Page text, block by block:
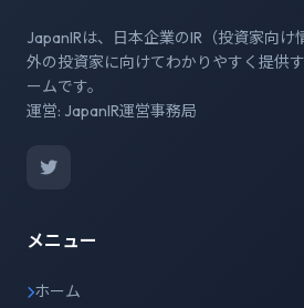
JapanIRは、日本企業のIR（投資家向け
外の投資家に向けてわかりやすく提供
ームです。
運営: JapanIR運営事務局
メニュー
ホーム